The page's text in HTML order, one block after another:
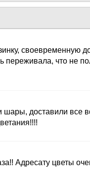
своевременную
переживала, что не
доставили
Адресату цветы